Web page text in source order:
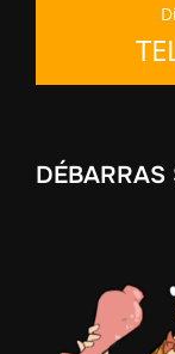
DÉBARRAS